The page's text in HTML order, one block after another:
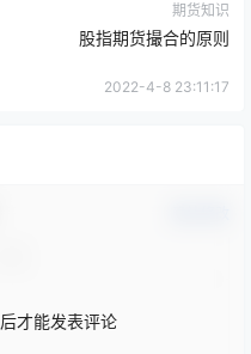
期货知识
股指期货撮合的原则
2022-4-8 23:11:17
才能发表评论